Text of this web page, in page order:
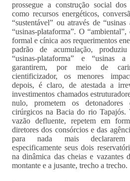
prossegue a construção social dos
como recursos energéticos,
“sustentável” ou através de
“usinas-plataforma”. O
formal e cínica aos requerimentos
padrão de acumulação,
“usinas-plataforma” e “usinas
garantirem, por meio de
cientificizador, os menores
depois, é claro, de atestada a
investimentos chamados
nulo, prometem os detonadores
cirúrgicos na Bacia do rio Tapajós.
vazão defluente, repetem em
diretores dos consórcios e das
para nada mais
especificamente seus dois
na dinâmica das cheias e vazantes
montante e a jusante, trecho a trecho.